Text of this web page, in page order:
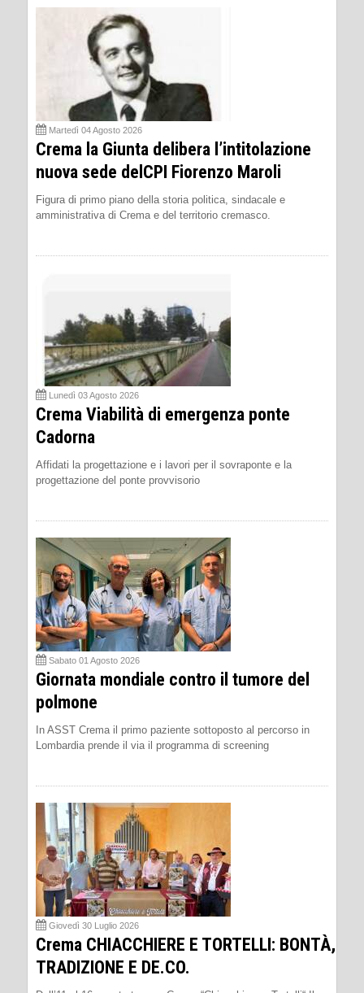
Martedì 04 Agosto 2026
Crema la Giunta delibera l’intitolazione
nuova sede delCPI Fiorenzo Maroli
Figura di primo piano della storia politica, sindacale e
amministrativa di Crema e del territorio cremasco.
Lunedì 03 Agosto 2026
Crema Viabilità di emergenza ponte
Cadorna
Affidati la progettazione e i lavori per il sovraponte e la
progettazione del ponte provvisorio
Sabato 01 Agosto 2026
Giornata mondiale contro il tumore del
polmone
In ASST Crema il primo paziente sottoposto al percorso in
Lombardia prende il via il programma di screening
Giovedì 30 Luglio 2026
Crema CHIACCHIERE E TORTELLI: BONTÀ,
TRADIZIONE E DE.CO.